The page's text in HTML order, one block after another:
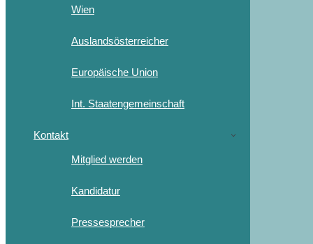
Wien
Auslandsösterreicher
Europäische Union
Int. Staatengemeinschaft
Kontakt
Mitglied werden
Kandidatur
Pressesprecher